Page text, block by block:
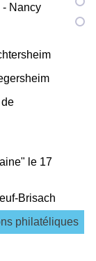
- Nancy
le 17
Brisach
philatéliques